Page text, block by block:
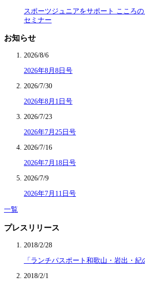
スポーツジュニアをサポート こころ
セミナー
お知らせ
2026/8/6
2026年8月8日号
2026/7/30
2026年8月1日号
2026/7/23
2026年7月25日号
2026/7/16
2026年7月18日号
2026/7/9
2026年7月11日号
一覧
プレスリリース
2018/2/28
「ランチパスポート和歌山・岩出・
2018/2/1